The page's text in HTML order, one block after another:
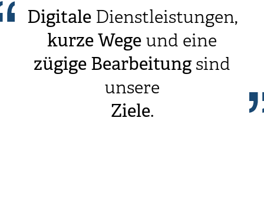
DigitaleDienstleistungen,
kurzeWege und eine
zügige Bearbeitung sind
unsere
Ziele.